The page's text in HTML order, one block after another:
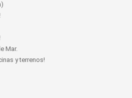
Mar.
y terrenos!